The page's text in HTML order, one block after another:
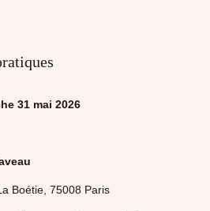
31 mai 2026
Boétie, 75008 Paris